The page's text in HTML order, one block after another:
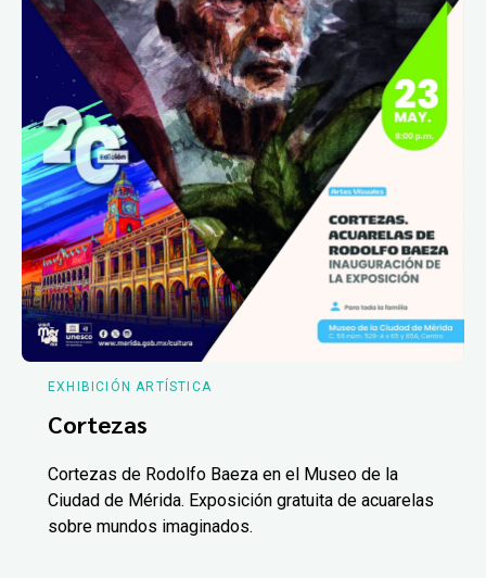
EXHIBICIÓN ARTÍSTICA
Cortezas
Cortezas de Rodolfo Baeza en el Museo de la
Ciudad de Mérida. Exposición gratuita de acuarelas
sobre mundos imaginados.